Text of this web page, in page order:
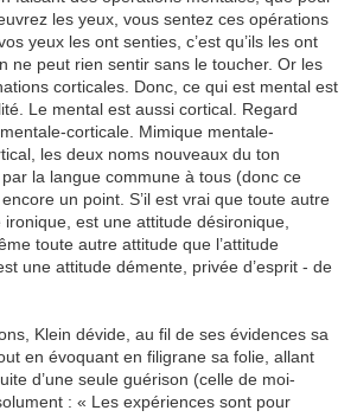
les yeux, vous sentez ces opérations
yeux les ont senties, c’est qu’ils les ont
ne peut rien sentir sans le toucher. Or les
corticales. Donc, ce qui est mental est
Le mental est aussi cortical. Regard
corticale. Mimique mentale-
les deux noms nouveaux du ton
la langue commune à tous (donc ce
un point. S’il est vrai que toute autre
ironique, est une attitude désironique,
toute autre attitude que l’attitude
une attitude démente, privée d’esprit - de
Klein dévide, au fil de ses évidences sa
en évoquant en filigrane sa folie, allant
d’une seule guérison (celle de moi-
: « Les expériences sont pour